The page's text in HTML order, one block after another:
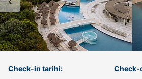
Check-in tarihi: Check-